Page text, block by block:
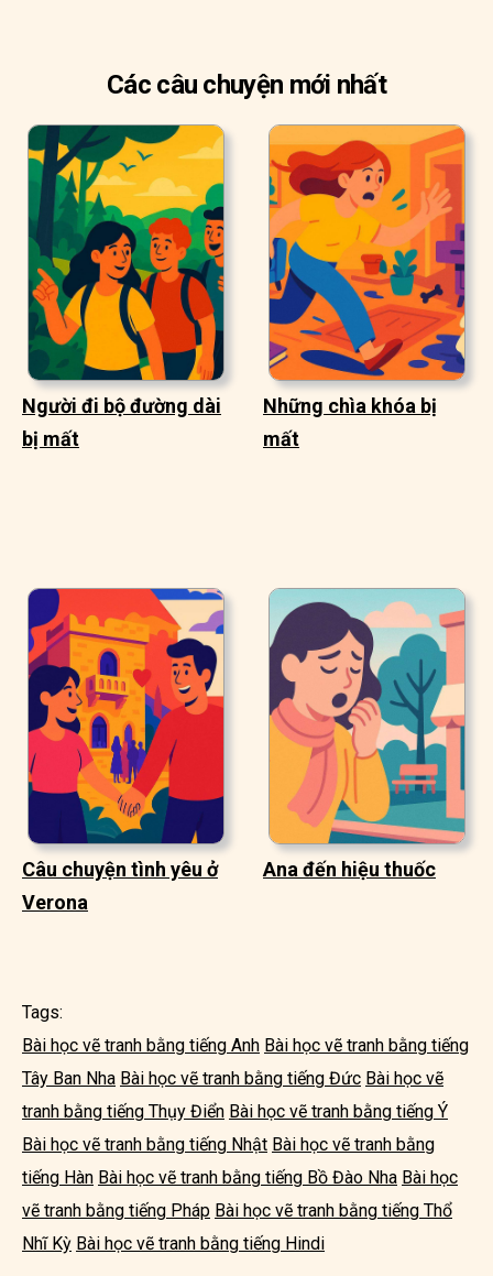
Các câu chuyện mới nhất
Người đi bộ đường dài
bị mất
Những chìa khóa bị
mất
Câu chuyện tình yêu ở
Verona
Ana đến hiệu thuốc
Tags:
Bài học vẽ tranh bằng tiếng Anh Bài học vẽ tranh bằng tiếng
Tây Ban Nha Bài học vẽ tranh bằng tiếng Đức Bài học vẽ
tranh bằng tiếng Thụy Điển Bài học vẽ tranh bằng tiếng Ý
Bài học vẽ tranh bằng tiếng Nhật Bài học vẽ tranh bằng
tiếng Hàn Bài học vẽ tranh bằng tiếng Bồ Đào Nha Bài học
vẽ tranh bằng tiếng Pháp Bài học vẽ tranh bằng tiếng Thổ
Nhĩ Kỳ Bài học vẽ tranh bằng tiếng Hindi